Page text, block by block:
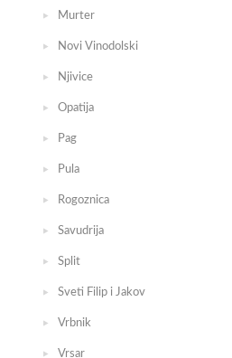
Murter
Novi Vinodolski
Njivice
Opatija
Pag
Pula
Rogoznica
Savudrija
Split
Sveti Filip i Jakov
Vrbnik
Vrsar